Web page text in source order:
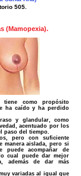
505.
(Mamopexia).
tiene como propósito
ha caído y ha perdido
y glandular, como
acentuado por los
paso del tiempo.
pero con suficiente
manera aislada, pero si
puede acompañar de
cual puede dar mejor
además de dar más
variadas al igual que